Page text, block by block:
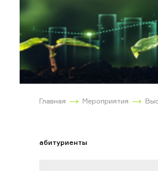
Главная Мероприятия
абитуриенты